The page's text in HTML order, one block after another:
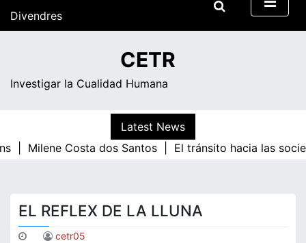
Divendres
CETR
Investigar la Cualidad Humana
Latest News
|
Milene Costa dos Santos | El tránsito hacia las
EL REFLEX DE LA LLUNA
cetr05